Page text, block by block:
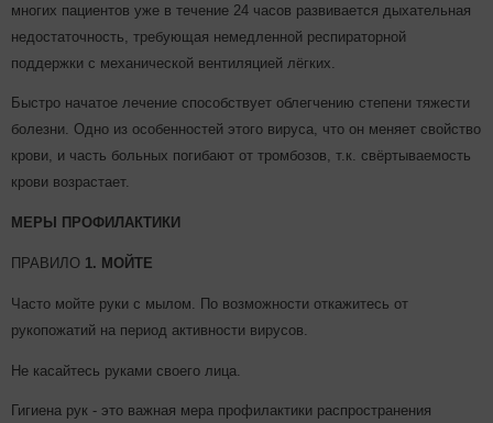
многих пациентов уже в течение 24 часов развивается дыхательная
недостаточность, требующая немедленной респираторной
поддержки с механической вентиляцией лёгких.
Быстро начатое лечение способствует облегчению степени тяжести
болезни. Одно из особенностей этого вируса, что он меняет свойство
крови, и часть больных погибают от тромбозов, т.к. свёртываемость
крови возрастает.
МЕРЫ ПРОФИЛАКТИКИ
ПРАВИЛО 1. МОЙТЕ
Часто мойте руки с мылом. По возможности откажитесь от
рукопожатий на период активности вирусов.
Не касайтесь руками своего лица.
Гигиена рук - это важная мера профилактики распространения